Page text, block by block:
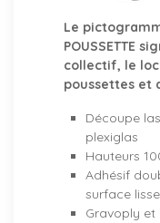
Le
POUSSETTE
collectif, le
poussettes et
Découpe
plexiglas
Hauteurs
Adhésif
surface lisse
Gravoply et